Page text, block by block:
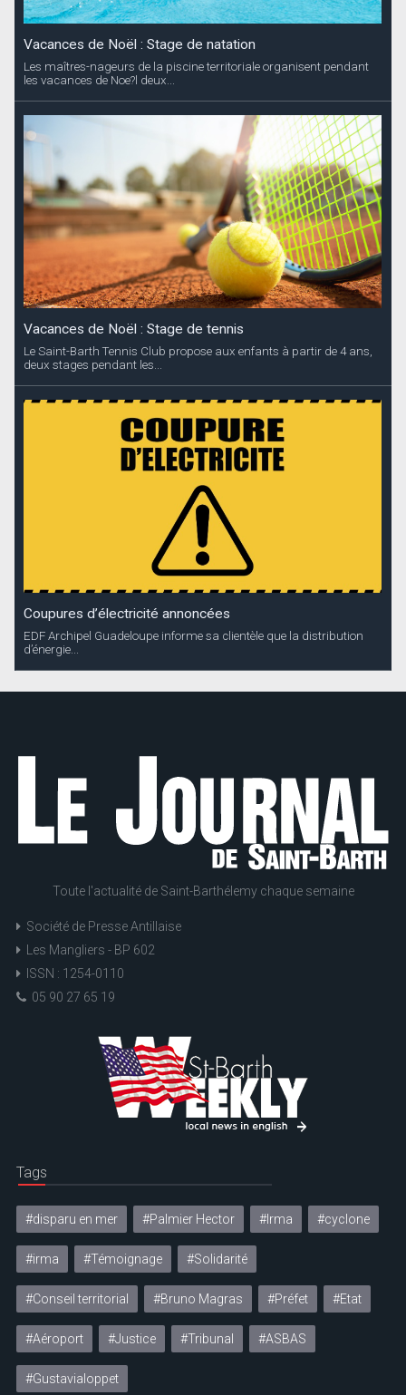
Vacances de Noël : Stage de natation
Les maîtres-nageurs de la piscine territoriale organisent pendant
les vacances de Noe?l deux...
Vacances de Noël : Stage de tennis
Le Saint-Barth Tennis Club propose aux enfants à partir de 4 ans,
deux stages pendant les...
Coupures d’électricité annoncées
EDF Archipel Guadeloupe informe sa clientèle que la distribution
d’énergie...
Toute l'actualité de Saint-Barthélemy chaque semaine
Société de Presse Antillaise
Les Mangliers - BP 602
ISSN : 1254-0110
05 90 27 65 19
Tags
#disparu en mer #Palmier Hector #Irma #cyclone
#irma #Témoignage #Solidarité
#Conseil territorial #Bruno Magras #Préfet #Etat
#Aéroport #Justice #Tribunal #ASBAS
#Gustavialoppet